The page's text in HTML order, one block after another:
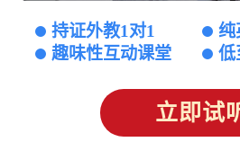
持证外教1对1
纯
趣味性互动课堂
低
立即试